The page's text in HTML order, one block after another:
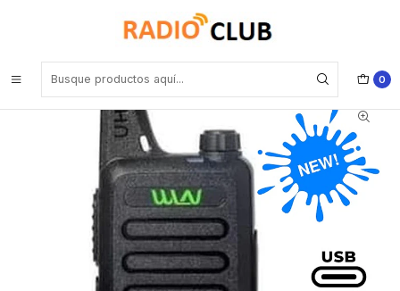
0
WLN KD-C1 UHF 400-490 Mhz 16CH Analogico 3W Nuevo modelo
con cargador USB Tipo C Radio de dos vías práctico, ergonómico y